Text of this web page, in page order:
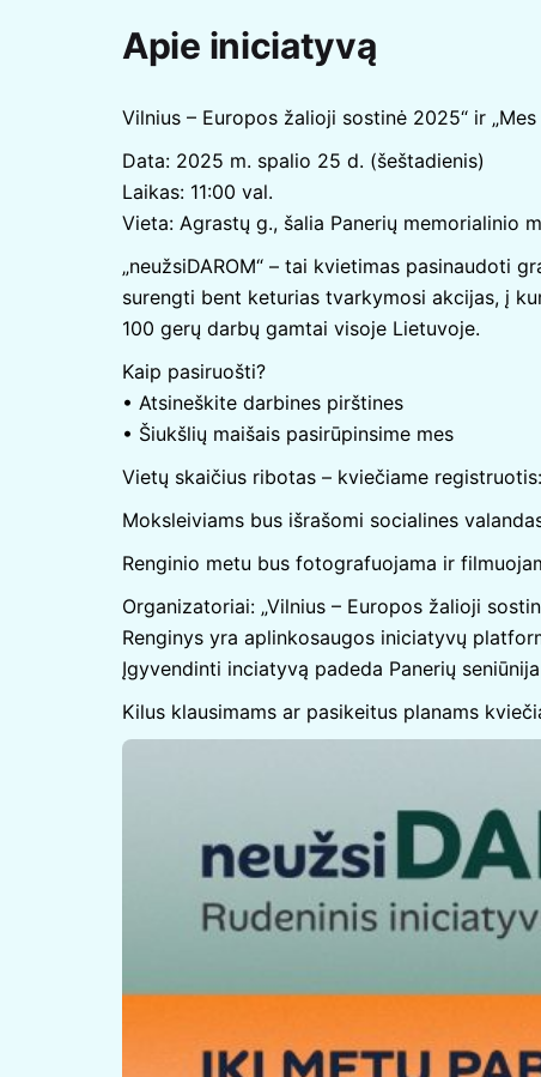
Apie iniciatyvą
Vilnius – Europos žalioji sostinė 2025“ ir
Data: 2025 m. spalio 25 d. (šeštadienis)
Laikas: 11:00 val.
Vieta: Agrastų g., šalia Panerių memorialinio
„neužsiDAROM“ – tai kvietimas pasinaudoti
surengti bent keturias tvarkymosi akcijas, į
100 gerų darbų gamtai visoje Lietuvoje.
Kaip pasiruošti?
• Atsineškite darbines pirštines
• Šiukšlių maišais pasirūpinsime mes
Vietų skaičius ribotas – kviečiame registruotis:
Moksleiviams bus išrašomi socialines
Renginio metu bus fotografuojama ir
Organizatoriai: „Vilnius – Europos žalioji
Renginys yra aplinkosaugos iniciatyvų
Įgyvendinti inciatyvą padeda Panerių seniūnija
Kilus klausimams ar pasikeitus planams